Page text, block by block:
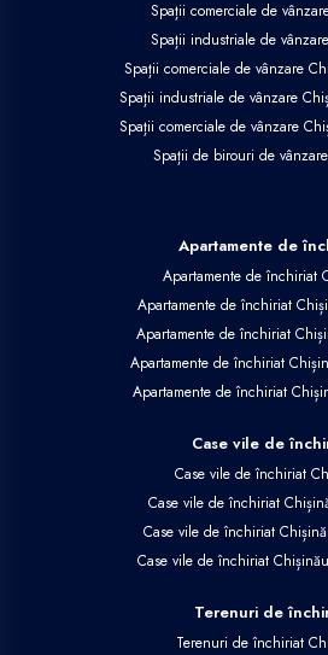
Spații comerciale de
Spații industriale de
Spații comerciale de vânzare
Spații industriale de vânzare
Spații comerciale de vânzare
Spații de birouri de
Apartamente de
Apartamente de închiriat
Apartamente de închiriat
Apartamente de închiriat
Apartamente de închiriat
Apartamente de închiriat
Case vile de
Case vile de închiriat
Case vile de închiriat
Case vile de închiriat
Case vile de închiriat
Terenuri de
Terenuri de închiriat